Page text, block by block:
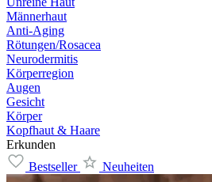
Männerhaut
Anti-Aging
Rötungen/Rosacea
Neurodermitis
Körperregion
Augen
Gesicht
Körper
Kopfhaut & Haare
Erkunden
Bestseller
Neuheiten